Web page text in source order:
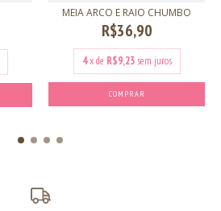
MEIA ARCO E RAIO CHUMBO
R$36,90
4 x de R$9,23 sem juros
COMPRAR